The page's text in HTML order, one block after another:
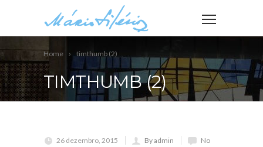
Home timthumb (2)
TIMTHUMB (2)
26 dezembro, 2015 By admin
No